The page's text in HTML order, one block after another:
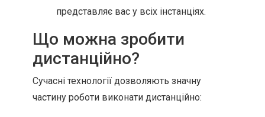
представляє вас у всіх інстанціях.
Що можна зробити
дистанційно?
Сучасні технології дозволяють значну
частину роботи виконати дистанційно: